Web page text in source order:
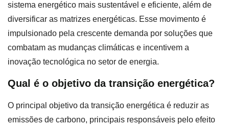
sistema energético mais sustentável e eficiente, além de
diversificar as matrizes energéticas. Esse movimento é
impulsionado pela crescente demanda por soluções que
combatam as mudanças climáticas e incentivem a
inovação tecnológica no setor de energia.
Qual é o objetivo da transição energética?
O principal objetivo da transição energética é reduzir as
emissões de carbono, principais responsáveis pelo efeito